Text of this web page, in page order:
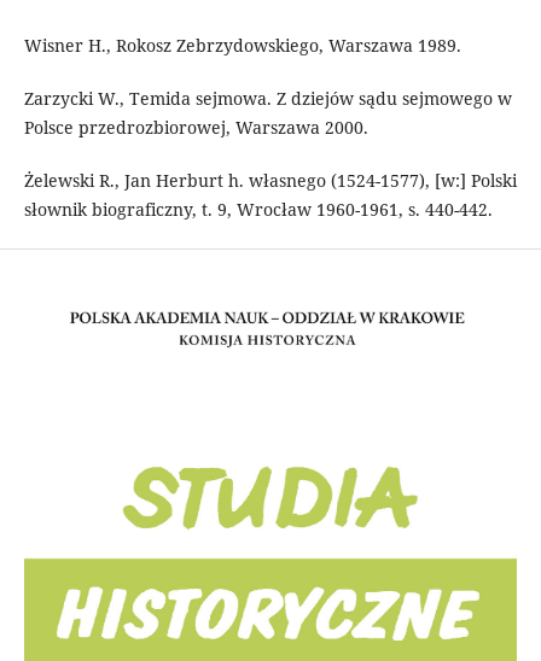
Wisner H., Rokosz Zebrzydowskiego, Warszawa 1989.
Zarzycki W., Temida sejmowa. Z dziejów sądu sejmowego w
Polsce przedrozbiorowej, Warszawa 2000.
Żelewski R., Jan Herburt h. własnego (1524-1577), [w:] Polski
słownik biograficzny, t. 9, Wrocław 1960-1961, s. 440-442.